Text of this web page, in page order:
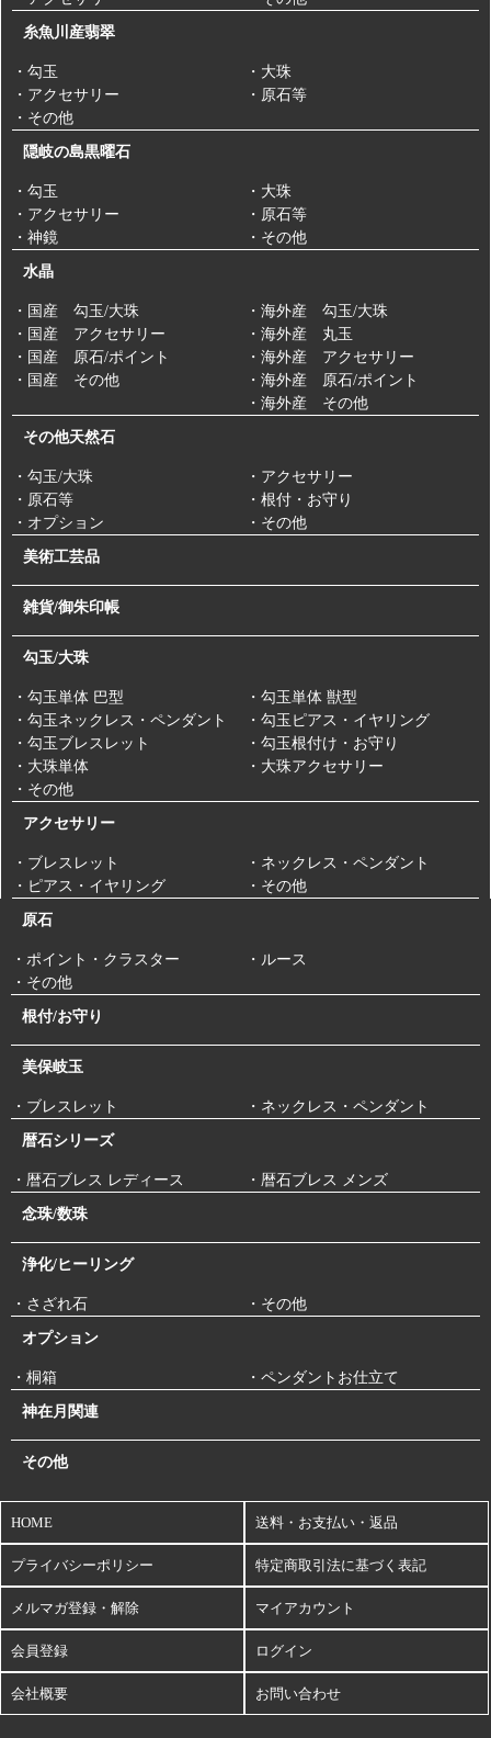
糸魚川産翡翠
・勾玉
・大珠
・アクセサリー
・原石等
・その他
隠岐の島黒曜石
・勾玉
・大珠
・アクセサリー
・原石等
・神鏡
・その他
水晶
・国産 勾玉/大珠
・海外産 勾玉/大珠
・国産 アクセサリー
・海外産 丸玉
・国産 原石/ポイント
・海外産 アクセサリー
・国産 その他
・海外産 原石/ポイント
・海外産 その他
その他天然石
・勾玉/大珠
・アクセサリー
・原石等
・根付・お守り
・オプション
・その他
美術工芸品
雑貨/御朱印帳
勾玉/大珠
・勾玉単体 巴型
・勾玉単体 獣型
・勾玉ネックレス・ペンダント
・勾玉ピアス・イヤリング
・勾玉ブレスレット
・勾玉根付け・お守り
・大珠単体
・大珠アクセサリー
・その他
アクセサリー
・ブレスレット
・ネックレス・ペンダント
・ピアス・イヤリング
・その他
原石
・ポイント・クラスター
・ルース
・その他
根付/お守り
美保岐玉
・ブレスレット ・ネックレス・ペンダント
暦石シリーズ
・暦石ブレス レディース ・暦石ブレス メンズ
念珠/数珠
浄化/ヒーリング
・さざれ石 ・その他
オプション
・桐箱 ・ペンダントお仕立て
神在月関連
その他
HOME 送料・お支払い・返品
プライバシーポリシー 特定商取引法に基づく表記
メルマガ登録・解除 マイアカウント
会員登録 ログイン
会社概要 お問い合わせ